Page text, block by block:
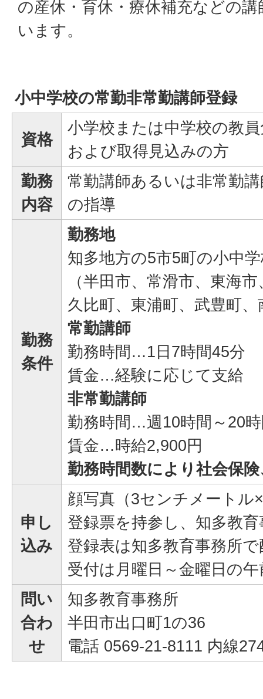
の産休・育休・療休補充などの
います。
小中学校の常勤非常勤講師登録
資格
小学校または中学校の教
および取得見込みの方
勤務
内容
常勤講師あるいは非常勤
の指導
勤務
条件
勤務地
知多地方の5市5町の小中
（半田市、常滑市、東海
久比町、東浦町、武豊町
常勤講師
勤務時間…1日7時間45分
賃金…経験に応じて支給
非常勤講師
勤務時間…週10時間～20
賃金…時給2,900円
勤務時間数により社会保
申し
込み
顔写真（3センチメートル
登録票を持参し、知多教
登録表は知多教育事務所で
受付は月曜日～金曜日の
問い
合わ
せ
知多教育事務所
半田市出口町1の36
電話 0569-21-8111 内線